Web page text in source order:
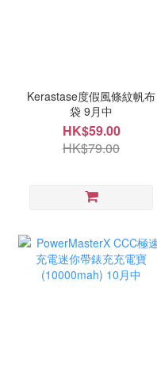
Kerastase度假風條紋帆布
袋 9月中
HK$59.00
HK$79.00